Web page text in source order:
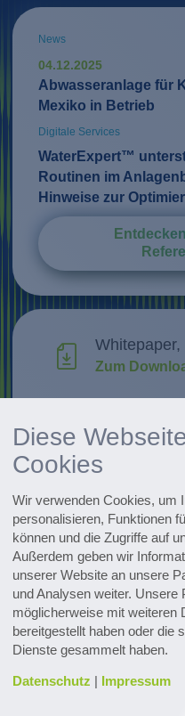
Diese
Cookies
Wir verwenden Cookies, um
personalisieren, Funktionen
können und die Zugriffe auf
Außerdem geben wir
unserer Website an unsere
und Analysen weiter. Unsere
möglicherweise mit weiteren
bereitgestellt haben oder die
Dienste gesammelt haben.
Datenschutz | Impressum
News
04.12.2025
Abwasseranlage für
Mexiko in Betrieb
Digitale Services
WaterExpert™
Routinen im
Hinweise zur
Zum
Zu den
Zum